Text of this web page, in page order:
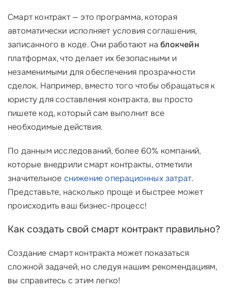
Смарт контракт — это программа, которая
автоматически исполняет условия соглашения,
записанного в коде. Они работают наблокчейн
платформах, что делает их безопасными и
незаменимыми для обеспечения прозрачности
сделок. Например, вместо того чтобы обращаться к
юристу для составления контракта, вы просто
пишете код, который сам выполнит все
необходимые действия.
По данным исследований, более 60% компаний,
которые внедрили смарт контракты, отметили
значительное снижение операционных затрат.
Представьте, насколько проще и быстрее может
происходить ваш бизнес-процесс!
Как создать свой смарт контракт правильно?
Создание смарт контракта может показаться
сложной задачей, но следуя нашим рекомендациям,
вы справитесь с этим легко!